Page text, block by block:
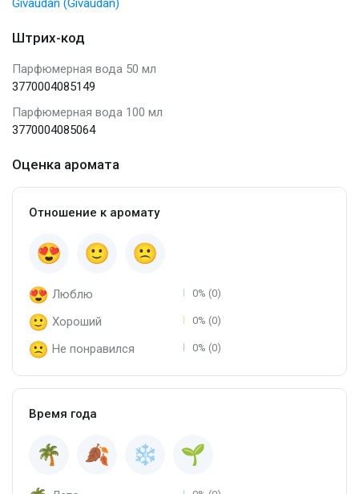
Штрих-код
Парфюмерная вода 50 мл
3770004085149
Парфюмерная вода 100 мл
3770004085064
Оценка аромата
Отношение к аромату
Люблю 0% (0)
Хороший 0% (0)
Не понравился 0% (0)
Время года